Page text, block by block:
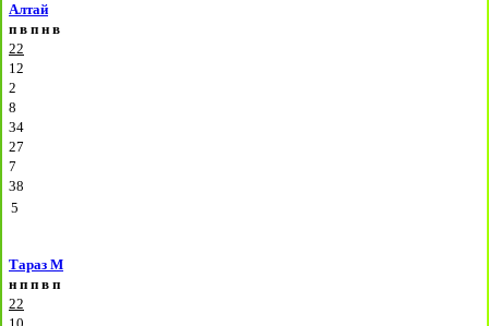
Алтай
п в п н в
22
12
2
8
34
27
7
38
5
Тараз М
н п п в п
22